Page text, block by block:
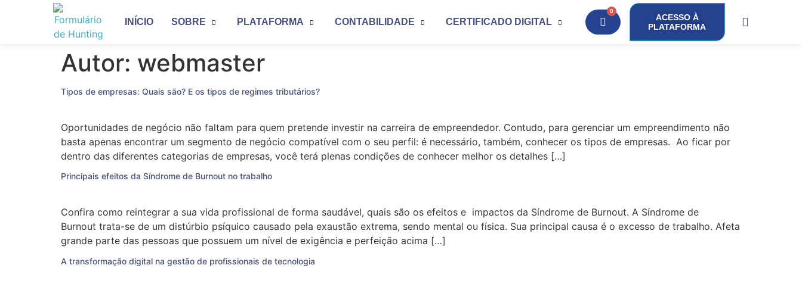
INÍCIO SOBRE PLATAFORMA CONTABILIDADE CERTIFICADO DIGITAL
0
ACESSO À
PLATAFORMA
Autor: webmaster
Tipos de empresas: Quais são? E os tipos de regimes tributários?
Oportunidades de negócio não faltam para quem pretende investir na carreira de empreendedor. Contudo, para gerenciar um empreendimento não
basta apenas encontrar um segmento de negócio compatível com o seu perfil: é necessário, também, conhecer os tipos de empresas. Ao ficar por
dentro das diferentes categorias de empresas, você terá plenas condições de conhecer melhor os detalhes […]
Principais efeitos da Síndrome de Burnout no trabalho
Confira como reintegrar a sua vida profissional de forma saudável, quais são os efeitos e impactos da Síndrome de Burnout. A Síndrome de
Burnout trata-se de um distúrbio psíquico causado pela exaustão extrema, sendo mental ou física. Sua principal causa é o excesso de trabalho. Afeta
grande parte das pessoas que possuem um nível de exigência e perfeição acima […]
A transformação digital na gestão de profissionais de tecnologia